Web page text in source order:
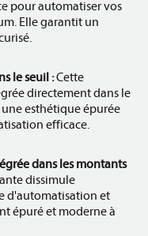
pour automatiser vos
Elle garantit un
le seuil :Cette
directement dans le
esthétique épurée
efficace.
dans les montants
dissimule
d'automatisation et
épuré et moderne à